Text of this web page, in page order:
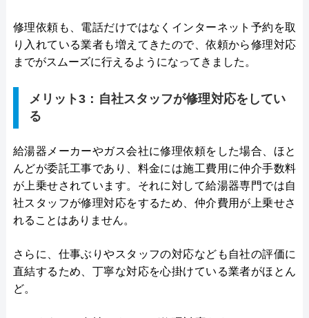
修理依頼も、電話だけではなくインターネット予約を取
り入れている業者も増えてきたので、依頼から修理対応
までがスムーズに行えるようになってきました。
メリット3：自社スタッフが修理対応をしてい
る
給湯器メーカーやガス会社に修理依頼をした場合、ほと
んどが委託工事であり、料金には施工費用に仲介手数料
が上乗せされています。それに対して給湯器専門では自
社スタッフが修理対応をするため、仲介費用が上乗せさ
れることはありません。
さらに、仕事ぶりやスタッフの対応なども自社の評価に
直結するため、丁寧な対応を心掛けている業者がほとん
ど。